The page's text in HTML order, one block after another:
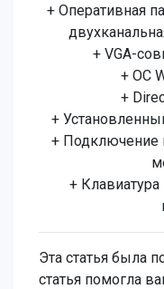
+ Оперативная
+ VGA-
+ ОС
+
+
+ Подключение
+
Эта статья была
статья помогла